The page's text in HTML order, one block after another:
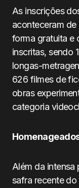
As inscrições
aconteceram de
forma gratuita e
inscritas, sendo
longas-
626 filmes de
obras
categoria
Além da
safra recente do